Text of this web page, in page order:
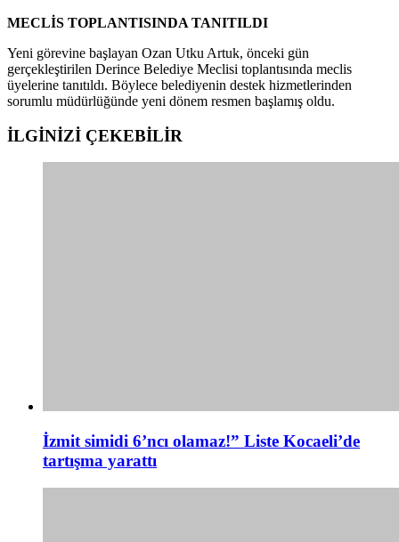
MECLİS TOPLANTISINDA TANITILDI
Yeni görevine başlayan Ozan Utku Artuk, önceki gün
gerçekleştirilen Derince Belediye Meclisi toplantısında meclis
üyelerine tanıtıldı. Böylece belediyenin destek hizmetlerinden
sorumlu müdürlüğünde yeni dönem resmen başlamış oldu.
İLGİNİZİ ÇEKEBİLİR
İzmit simidi 6’ncı olamaz!” Liste Kocaeli’de
tartışma yarattı